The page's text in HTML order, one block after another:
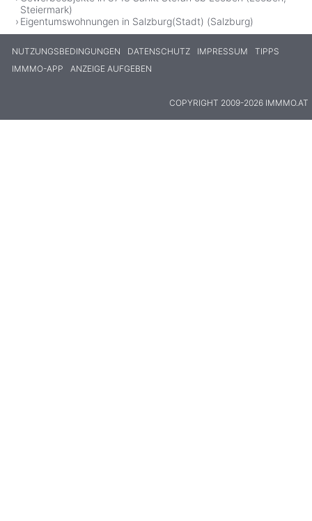
Steiermark)
Eigentumswohnungen in Salzburg(Stadt) (Salzburg)
NUTZUNGSBEDINGUNGEN DATENSCHUTZ IMPRESSUM
TIPPS
IMMMO-APP
ANZEIGE AUFGEBEN
COPYRIGHT 2009-2026 IMMMO.AT